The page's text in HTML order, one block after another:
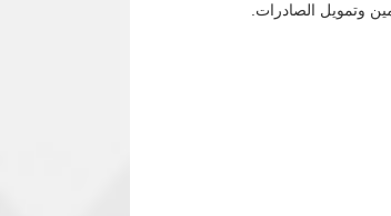
وتمويل الصادرات.